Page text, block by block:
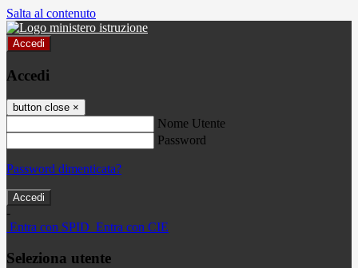
Salta al contenuto
Accedi
Accedi
button close ×
Nome Utente
Password
Password dimenticata?
-
Entra con SPID Entra con CIE
Seleziona utente